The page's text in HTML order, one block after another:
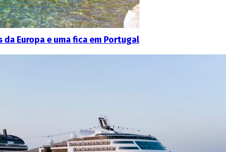
Europa e uma fica em Portugal